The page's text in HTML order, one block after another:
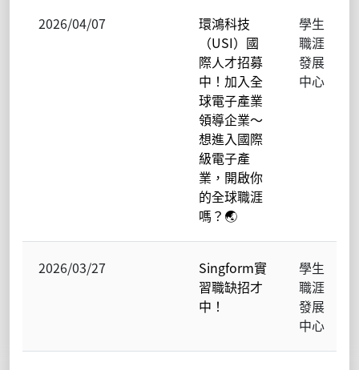
2026/04/07
環鴻科技
（USI）國
際人才招募
中！加入全
球電子產業
領導企業～
想進入國際
級電子產
業，開啟你
的全球職涯
嗎？🌏
學生
職涯
發展
中心
2026/03/27
Singform實
習職缺招才
中！
學生
職涯
發展
中心